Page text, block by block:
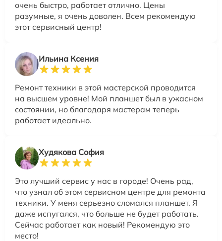
очень быстро, работает отлично. Цены
разумные, я очень доволен. Всем рекомендую
этот сервисный центр!
Ильина Ксения
Ремонт техники в этой мастерской проводится
на высшем уровне! Мой планшет был в ужасном
состоянии, но благодаря мастерам теперь
работает идеально.
Худякова София
Это лучший сервис у нас в городе! Очень рад,
что узнал об этом сервисном центре для ремонта
техники. У меня серьезно сломался планшет. Я
даже испугался, что больше не будет работать.
Сейчас работает как новый! Рекомендую это
место!